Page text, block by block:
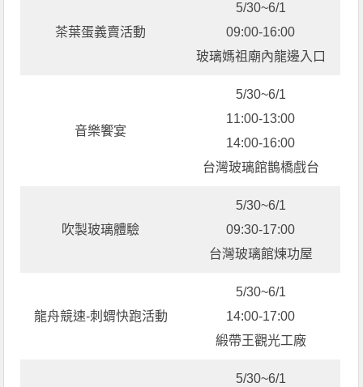
茶葉蛋義賣活動
5/30~6/1
09:00-16:00
玻璃媽祖廟內龍邊入口
音樂饗宴
5/30~6/1
11:00-13:00
14:00-16:00
台灣玻璃館鵲橋戲台
吹製玻璃體驗
5/30~6/1
09:30-17:00
台灣玻璃館煉功屋
龍舟競速-刺蝟快跑活動
5/30~6/1
14:00-17:00
緞帶王觀光工廠
5/30~6/1